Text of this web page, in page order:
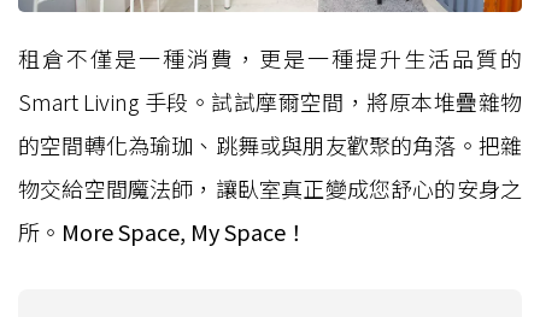
租倉不僅是一種消費，更是一種提升生活品質的
Smart Living 手段。試試摩爾空間，將原本堆疊雜物
的空間轉化為瑜珈、跳舞或與朋友歡聚的角落。把雜
物交給空間魔法師，讓臥室真正變成您舒心的安身之
所。 More Space, My Space！